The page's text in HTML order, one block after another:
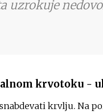
uzrokuje
krvotoku -
krvlju. Na